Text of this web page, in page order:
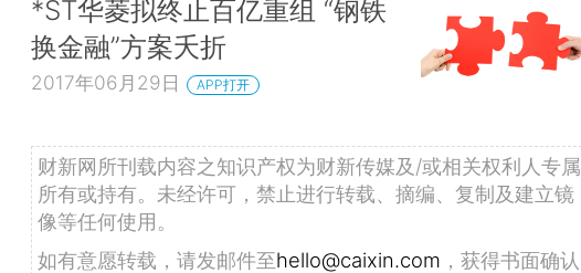
*ST华菱拟终止百亿重组 “钢铁
换金融”方案夭折
2017年06月29日 APP打开
财新网所刊载内容之知识产权为财新传媒及/或相关权利人专属
所有或持有。未经许可，禁止进行转载、摘编、复制及建立镜
像等任何使用。
如有意愿转载，请发邮件至hello@caixin.com ，获得书面确认